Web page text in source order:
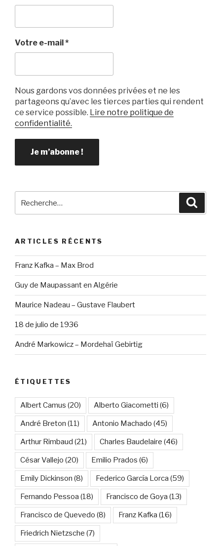
Votre e-mail *
Nous gardons vos données privées et ne les
partageons qu’avec les tierces parties qui rendent
ce service possible. Lire notre politique de
confidentialité.
pour
ARTICLES RÉCENTS
Franz Kafka – Max Brod
Guy de Maupassant en Algérie
Maurice Nadeau – Gustave Flaubert
18 de julio de 1936
André Markowicz – Mordehaï Gebirtig
ÉTIQUETTES
Albert Camus (20) Alberto Giacometti (6)
André Breton (11) Antonio Machado (45)
Arthur Rimbaud (21) Charles Baudelaire (46)
César Vallejo (20) Emilio Prados (6)
Emily Dickinson (8) Federico García Lorca (59)
Fernando Pessoa (18) Francisco de Goya (13)
Francisco de Quevedo (8) Franz Kafka (16)
Friedrich Nietzsche (7)